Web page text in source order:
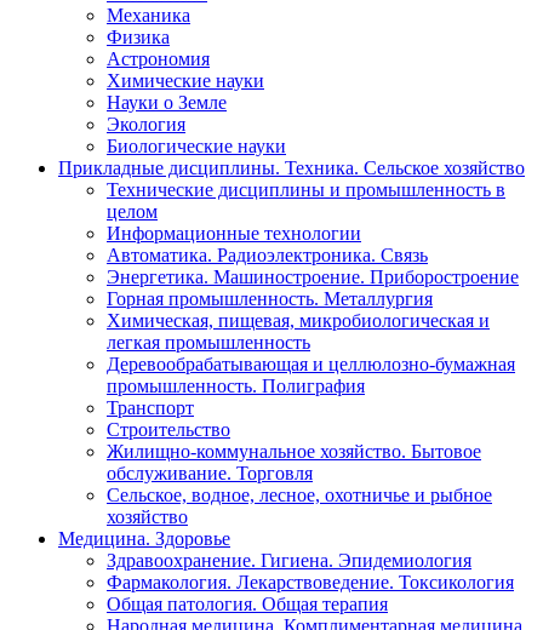
Механика
Физика
Астрономия
Химические науки
Науки о Земле
Экология
Биологические науки
Прикладные дисциплины. Техника. Сельское хозяйство
Технические дисциплины и промышленность в
целом
Информационные технологии
Автоматика. Радиоэлектроника. Связь
Энергетика. Машиностроение. Приборостроение
Горная промышленность. Металлургия
Химическая, пищевая, микробиологическая и
легкая промышленность
Деревообрабатывающая и целлюлозно-бумажная
промышленность. Полиграфия
Транспорт
Строительство
Жилищно-коммунальное хозяйство. Бытовое
обслуживание. Торговля
Сельское, водное, лесное, охотничье и рыбное
хозяйство
Медицина. Здоровье
Здравоохранение. Гигиена. Эпидемиология
Фармакология. Лекарствоведение. Токсикология
Общая патология. Общая терапия
Народная медицина. Комплиментарная медицина